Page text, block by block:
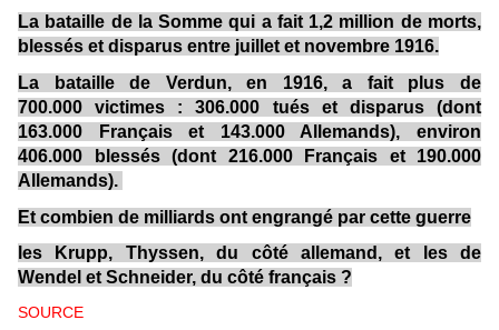
La bataille de la Somme qui a fait 1,2 million de morts,
blessés et disparus entre juillet et novembre 1916.
La bataille de Verdun, en 1916, a fait plus de
700.000 victimes : 306.000 tués et disparus (dont
163.000 Français et 143.000 Allemands), environ
406.000 blessés (dont 216.000 Français et 190.000
Allemands).
Et combien de milliards ont engrangé par cette guerre
les Krupp, Thyssen, du côté allemand,et les de
Wendel et Schneider, du côté français ?
SOURCE